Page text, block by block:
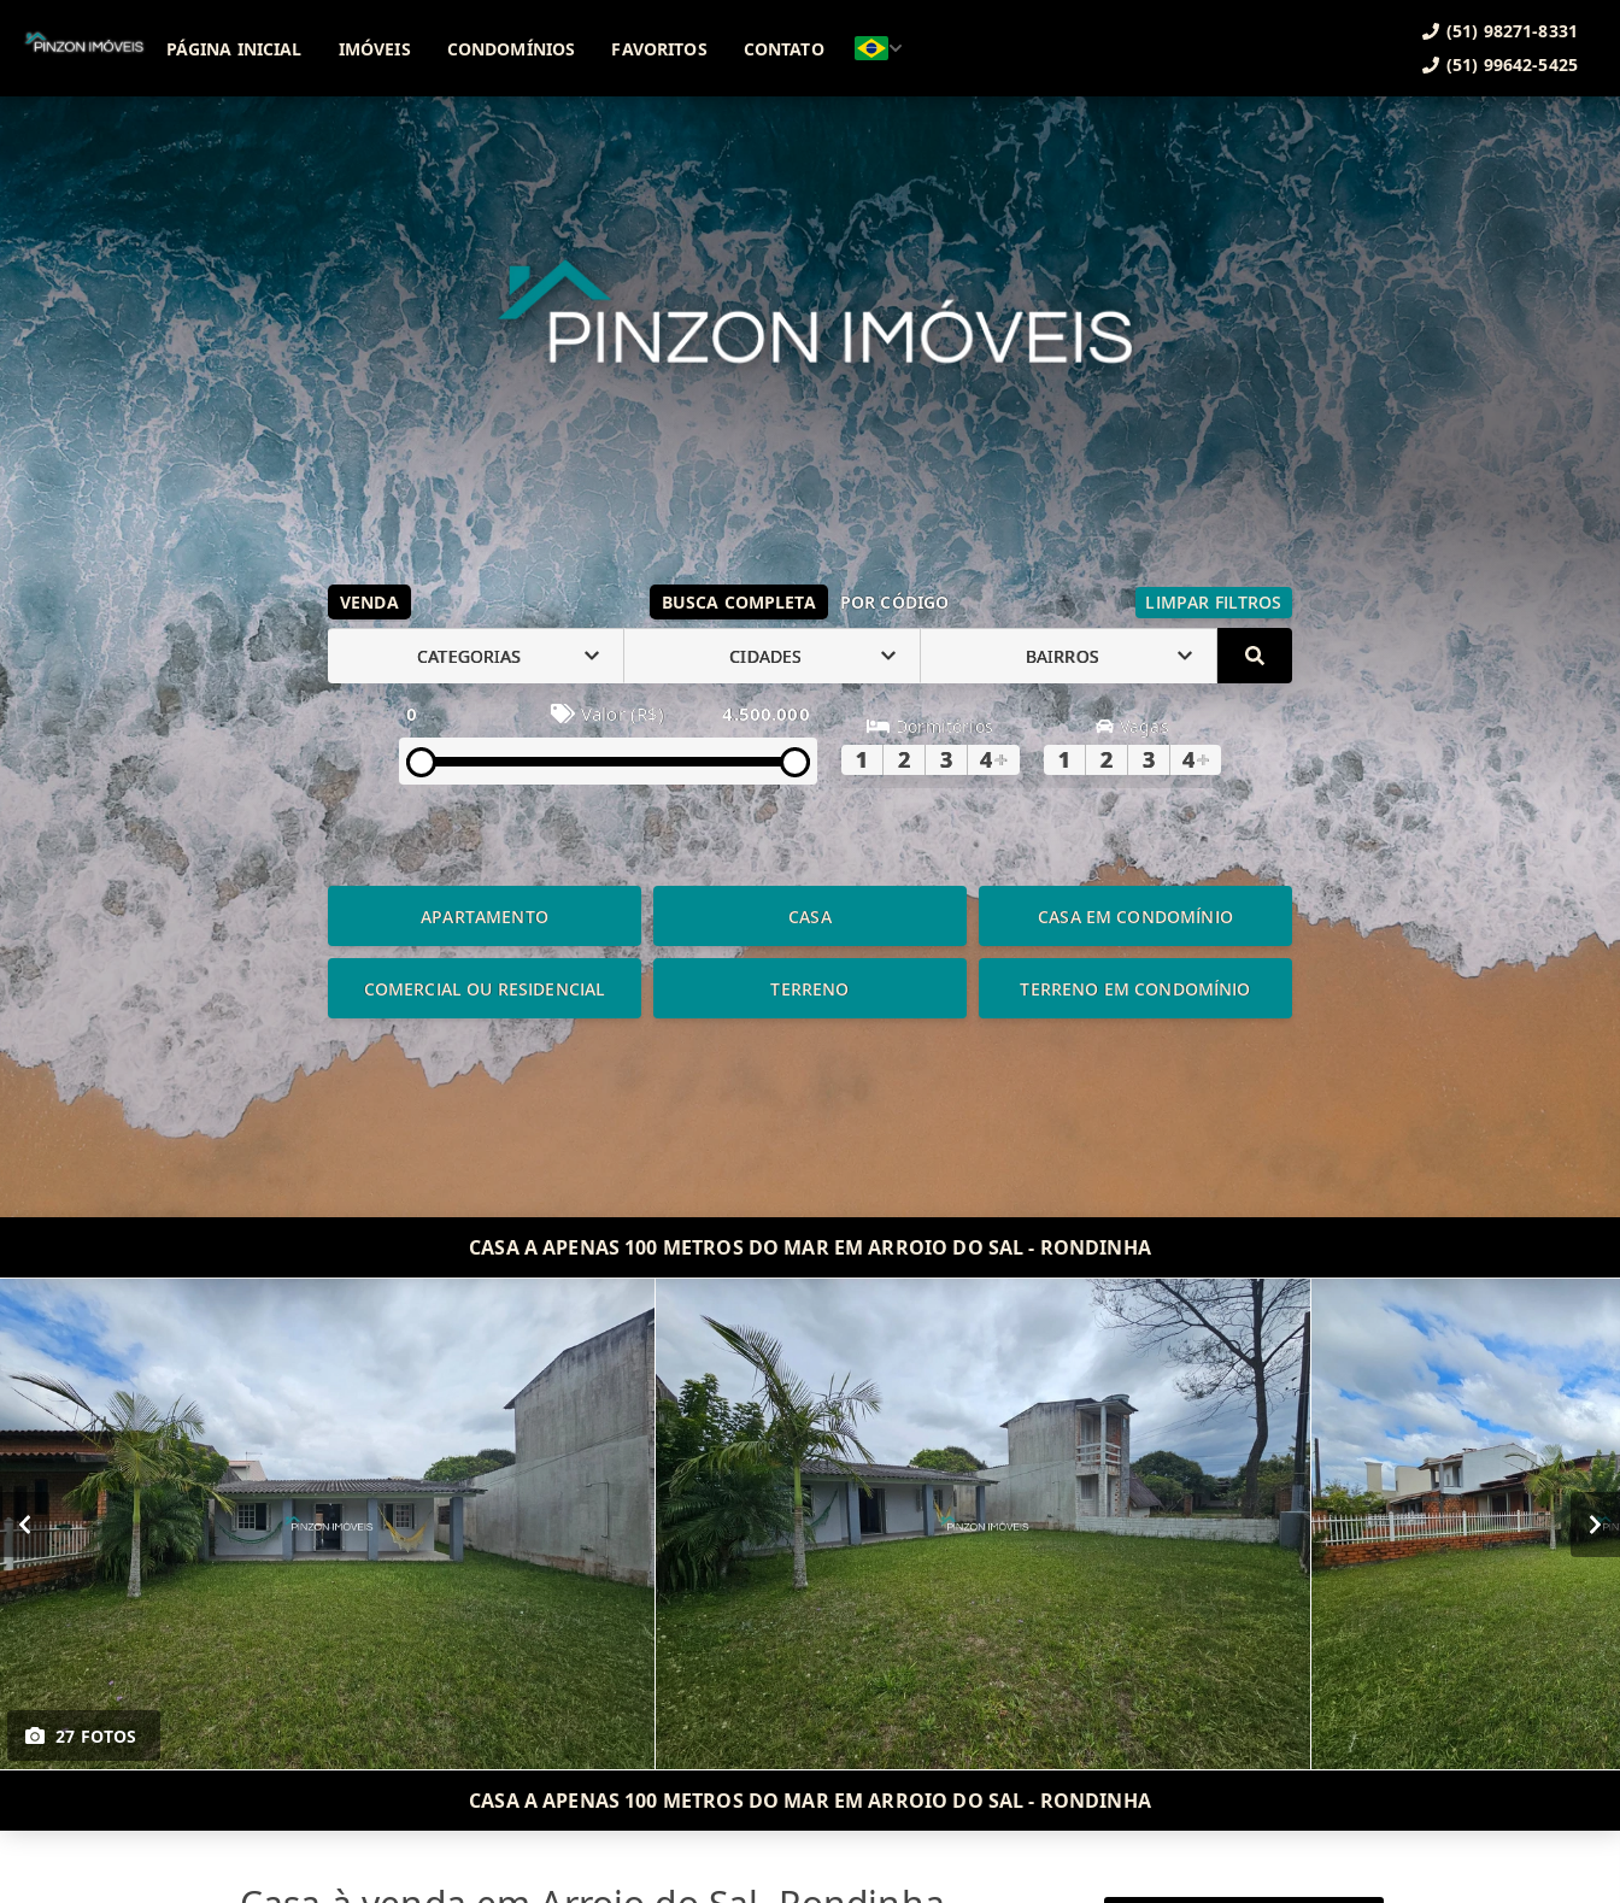
(51) 98271-8331 (51) 99642-5425
PÁGINA INICIAL IMÓVEIS CONDOMÍNIOS FAVORITOS CONTATO
(51) 98271-8331
(51) 99642-5425
VENDA BUSCA COMPLETA POR CÓDIGO LIMPAR FILTROS
CATEGORIAS CIDADES BAIRROS
0 Valor (R$) 4.500.000 Dormitórios
1 2 3 4+
Vagas
1 2 3 4+
APARTAMENTO CASA CASA EM CONDOMÍNIO
COMERCIAL OU RESIDENCIAL TERRENO TERRENO EM CONDOMÍNIO
CASA A APENAS 100 METROS DO MAR EM ARROIO DO SAL - RONDINHA
27 FOTOS
CASA A APENAS 100 METROS DO MAR EM ARROIO DO SAL - RONDINHA